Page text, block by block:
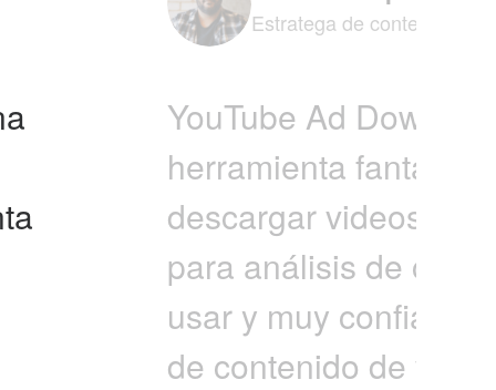
Estratega de contenido de
YouTube Ad
herramienta
descargar videos,
para análisis de
usar y muy
de contenido de